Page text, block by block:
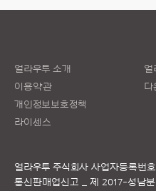
얼라우투 소개
이용약관
개인정보보호정책
라이센스
얼
다
얼라우투 주식회사 사업자등록번
통신판매업신고 _ 제 2017-성남